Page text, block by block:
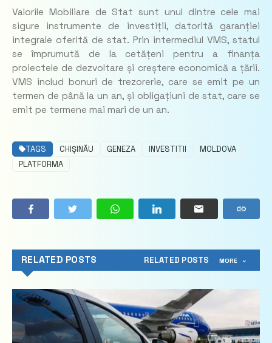
Valorile Mobiliare de Stat sunt unul dintre cele mai
sigure instrumente de investiții, datorită garanției
integrale oferită de stat. Prin intermediul VMS, statul
se împrumută de la cetățeni pentru a finanța
proiectele de dezvoltare și creștere economică a țării.
VMS includ bonuri de trezorerie, care se emit pe un
termen de până la un an, și obligațiuni de stat, care se
emit pe termene mai mari de un an.
TAGS CHIȘINĂU GENEZA INVESTITII
MOLDOVA
PLATFORMA
RELATED POSTS RELATED POSTS MORE